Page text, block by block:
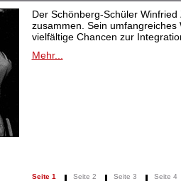
Der Schönberg-Schüler
zusammen. Sein
vielfältige Chancen zur
Mehr...
Seite 1 Seite 2 Seite 3 Seite 4